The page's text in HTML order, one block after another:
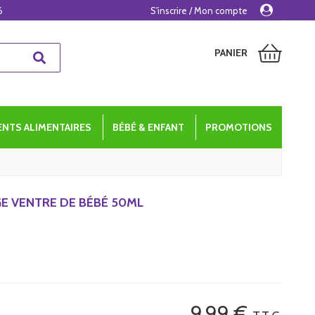
PANIER
ALIMENTAIRES BÉBÉ & ENFANT PROMOTIONS
VENTRE DE BÉBÉ 50ML
S'inscrire / Mon compte